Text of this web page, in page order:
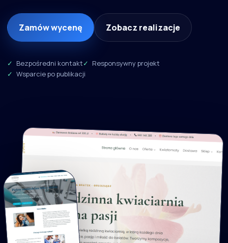
Zamów wycenę Zobacz realizacje
Bezpośredni kontakt
Responsywny projekt
Wsparcie po publikacji